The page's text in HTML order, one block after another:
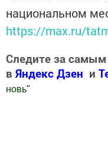
национальном
https://max.ru/
Следите за
в Яндекс Дзен и
новь"